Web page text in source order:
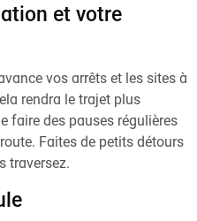
et votre
vos arrêts et les sites à
rendra le trajet plus
faire des pauses régulières
Faites de petits détours
traversez.